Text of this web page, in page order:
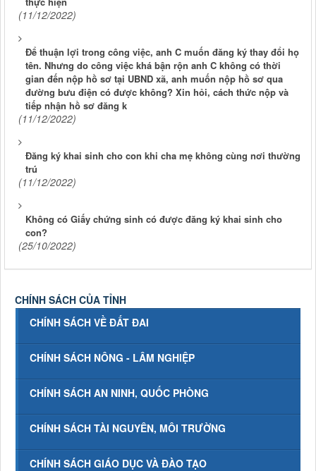
(11/12/2022)
Để thuận lợi trong công việc, anh C muốn đăng ký thay đổi họ
tên. Nhưng do công việc khá bận rộn anh C không có thời
gian đến nộp hồ sơ tại UBND xã, anh muốn nộp hồ sơ qua
đường bưu điện có được không? Xin hỏi, cách thức nộp và
tiếp nhận hồ sơ đăng k
(11/12/2022)
Đăng ký khai sinh cho con khi cha mẹ không cùng nơi thường
trú
(11/12/2022)
Không có Giấy chứng sinh có được đăng ký khai sinh cho
con?
(25/10/2022)
CHÍNH SÁCH CỦA TỈNH
CHÍNH SÁCH VỀ ĐẤT ĐAI
CHÍNH SÁCH NÔNG - LÂM NGHIỆP
CHÍNH SÁCH AN NINH, QUỐC PHÒNG
CHÍNH SÁCH TÀI NGUYÊN, MÔI TRƯỜNG
CHÍNH SÁCH GIÁO DỤC VÀ ĐÀO TẠO